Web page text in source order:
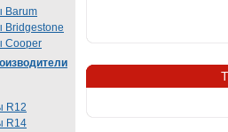
Barum
Bridgestone
Cooper
R12
R14